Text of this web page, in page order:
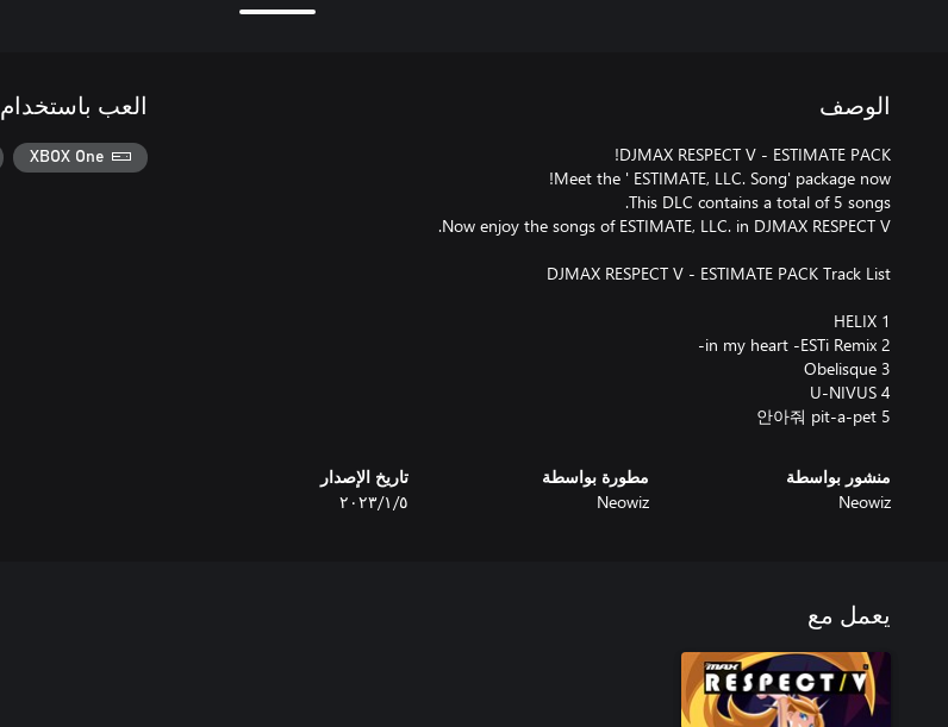
الوصف
5 안아줘 pit-a-pet
منشور بواسطة
Neowiz
مطورة بواسطة
Neowiz
تاريخ الإصدار
٥‏/١‏/٢٠٢٣
العب باستخدام
XBOX One
يعمل مع